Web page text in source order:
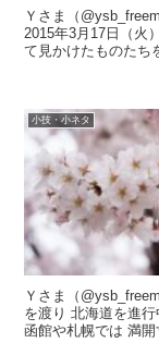
Ｙさま（@ysb_freeman）です。 東急
2015年3月17日（火）。 「東急プラザ 渋谷」のまわりを １
て見かけたものたちを アップ
小技・小ネタ
Ｙさま（@ysb_freeman）です。 2015年
を渡り 北海道を進行中です。 平年よりも か